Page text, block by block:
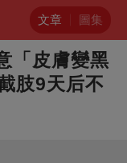
文章 圖集
「皮膚變黑
肢9天后不